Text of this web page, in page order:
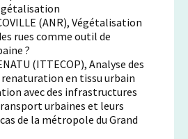
(ANR), Végétalisation
rues comme outil de
?
(ITTECOP), Analyse des
renaturation en tissu urbain
avec des infrastructures
urbaines et leurs
de la métropole du Grand